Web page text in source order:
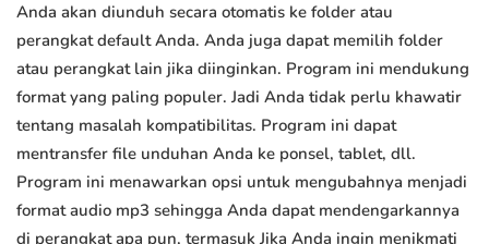
Anda akan diunduh secara otomatis ke folder atau
perangkat default Anda. Anda juga dapat memilih folder
atau perangkat lain jika diinginkan. Program ini mendukung
format yang paling populer. Jadi Anda tidak perlu khawatir
tentang masalah kompatibilitas. Program ini dapat
mentransfer file unduhan Anda ke ponsel, tablet, dll.
Program ini menawarkan opsi untuk mengubahnya menjadi
format audio mp3 sehingga Anda dapat mendengarkannya
di perangkat apa pun, termasuk Jika Anda ingin menikmati